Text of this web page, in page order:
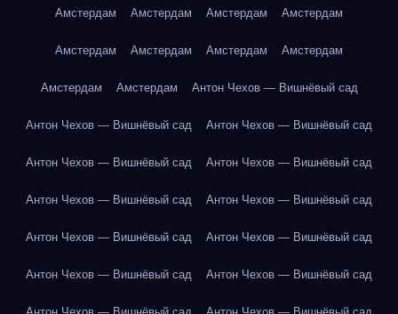
Амстердам Амстердам Амстердам Амстердам
Амстердам Амстердам Амстердам Амстердам
Амстердам Амстердам Антон Чехов — Вишнёвый сад
Антон Чехов — Вишнёвый сад Антон Чехов — Вишнёвый сад
Антон Чехов — Вишнёвый сад Антон Чехов — Вишнёвый сад
Антон Чехов — Вишнёвый сад Антон Чехов — Вишнёвый сад
Антон Чехов — Вишнёвый сад Антон Чехов — Вишнёвый сад
Антон Чехов — Вишнёвый сад Антон Чехов — Вишнёвый сад